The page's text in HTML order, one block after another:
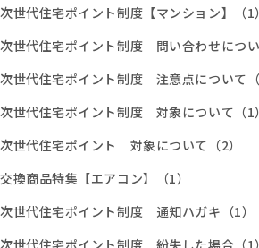
次世代住宅ポイント制度【マンション】（1）
次世代住宅ポイント制度 問い合わせについ
次世代住宅ポイント制度 注意点について（
次世代住宅ポイント制度 対象について（1）
次世代住宅ポイント 対象について（2）
交換商品特集【エアコン】（1）
次世代住宅ポイント制度 通知ハガキ（1）